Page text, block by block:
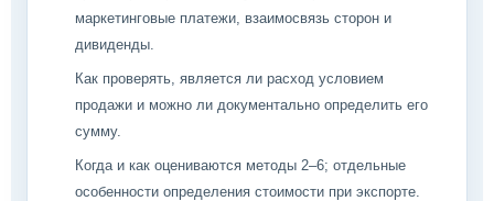
маркетинговые платежи, взаимосвязь сторон и
дивиденды.
Как проверять, является ли расход условием
продажи и можно ли документально определить его
сумму.
Когда и как оцениваются методы 2–6; отдельные
особенности определения стоимости при экспорте.